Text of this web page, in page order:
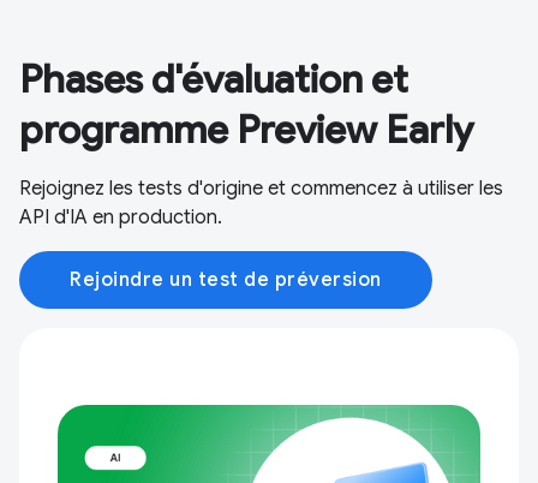
Phases d'évaluation et
programme Preview Early
Rejoignez les tests d'origine et commencez à utiliser les
API d'IA en production.
Rejoindre un test de préversion